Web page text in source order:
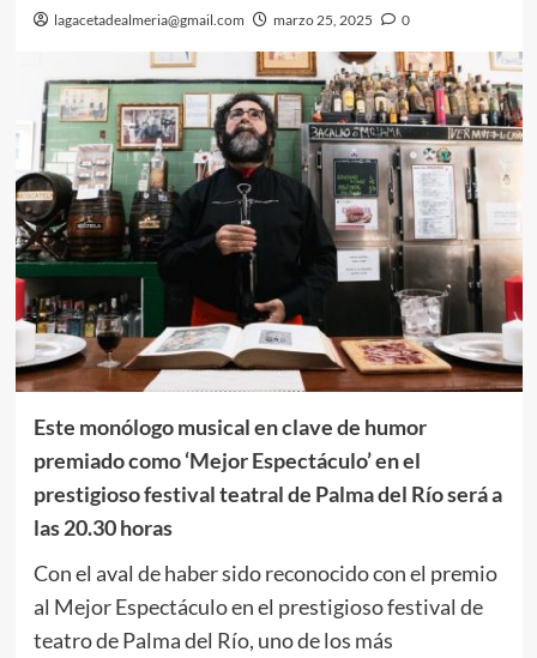
lagacetadealmeria@gmail.com marzo 25, 2025 0
Este monólogo musical en clave de humor
premiado como ‘Mejor Espectáculo’ en el
prestigioso festival teatral de Palma del Río será a
las 20.30 horas
Con el aval de haber sido reconocido con el premio
al Mejor Espectáculo en el prestigioso festival de
teatro de Palma del Río, uno de los más